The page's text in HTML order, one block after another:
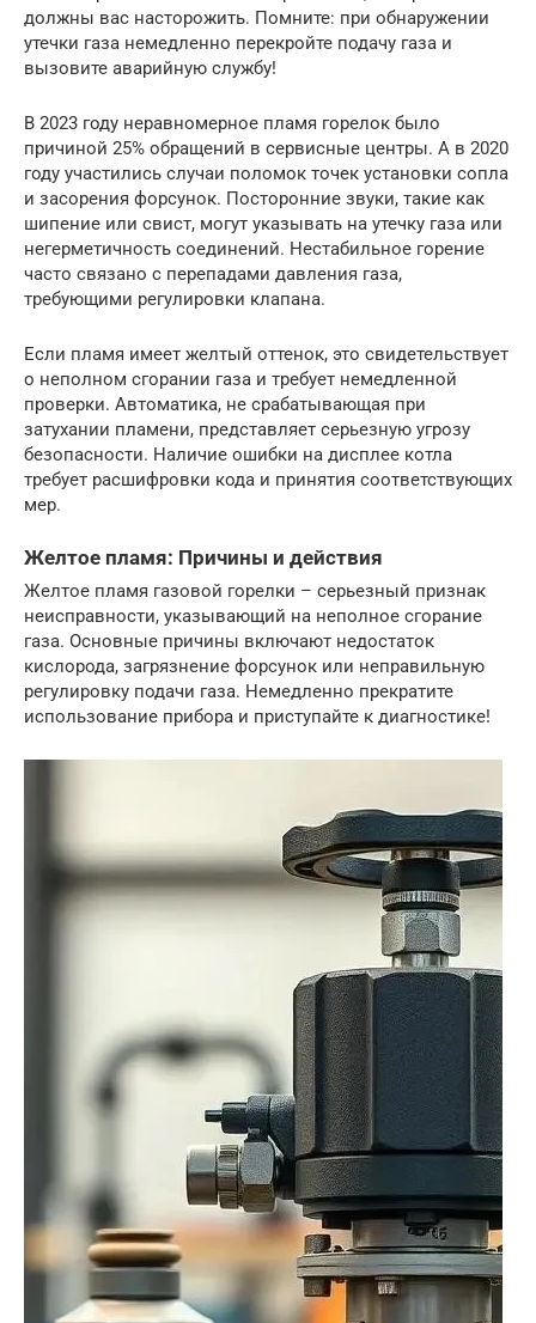
должны вас насторожить. Помните: при обнаружении
утечки газа немедленно перекройте подачу газа и
вызовите аварийную службу!
В 2023 году неравномерное пламя горелок было
причиной 25% обращений в сервисные центры. А в 2020
году участились случаи поломок точек установки сопла
и засорения форсунок. Посторонние звуки, такие как
шипение или свист, могут указывать на утечку газа или
негерметичность соединений. Нестабильное горение
часто связано с перепадами давления газа,
требующими регулировки клапана.
Если пламя имеет желтый оттенок, это свидетельствует
о неполном сгорании газа и требует немедленной
проверки. Автоматика, не срабатывающая при
затухании пламени, представляет серьезную угрозу
безопасности. Наличие ошибки на дисплее котла
требует расшифровки кода и принятия соответствующих
мер.
Желтое пламя: Причины и действия
Желтое пламя газовой горелки – серьезный признак
неисправности, указывающий на неполное сгорание
газа. Основные причины включают недостаток
кислорода, загрязнение форсунок или неправильную
регулировку подачи газа. Немедленно прекратите
использование прибора и приступайте к диагностике!